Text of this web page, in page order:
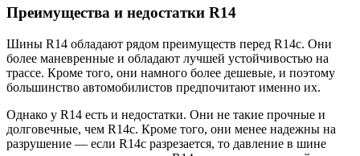
Преимущества и недостатки R14
Шины R14 обладают рядом преимуществ перед R14c. Они
более маневренные и обладают лучшей устойчивостью на
трассе. Кроме того, они намного более дешевые, и поэтому
большинство автомобилистов предпочитают именно их.
Однако у R14 есть и недостатки. Они не такие прочные и
долговечные, чем R14c. Кроме того, они менее надежны на
разрушение — если R14c разрезается, то давление в шине